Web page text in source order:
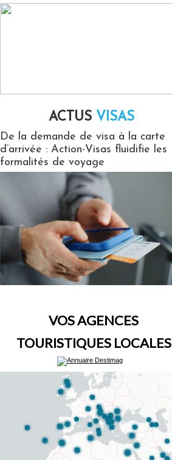
ACTUS VISAS
De la demande de visa à la carte
d’arrivée : Action-Visas fluidifie les
formalités de voyage
VOS AGENCES
TOURISTIQUES LOCALES